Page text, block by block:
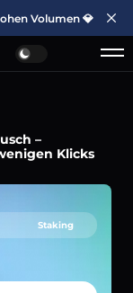
Volumen 💎
–
Klicks
Staking